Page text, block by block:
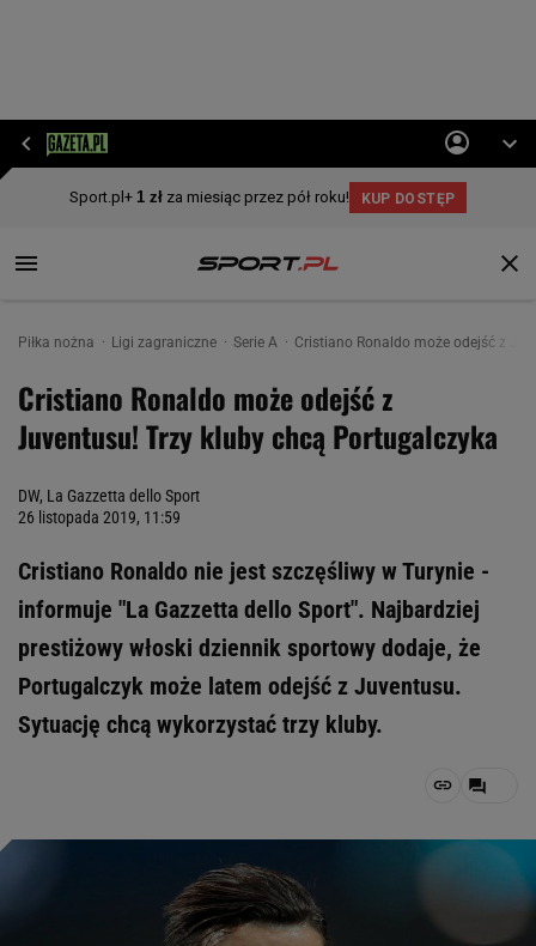
Piłka nożna Ligi zagraniczne Serie A Cristiano Ronaldo może odejść z
Cristiano Ronaldo może odejść z
Juventusu! Trzy kluby chcą Portugalczyka
DW, La Gazzetta dello Sport
26 listopada 2019, 11:59
Cristiano Ronaldo nie jest szczęśliwy w Turynie -
informuje "La Gazzetta dello Sport". Najbardziej
prestiżowy włoski dziennik sportowy dodaje, że
Portugalczyk może latem odejść z Juventusu.
Sytuację chcą wykorzystać trzy kluby.